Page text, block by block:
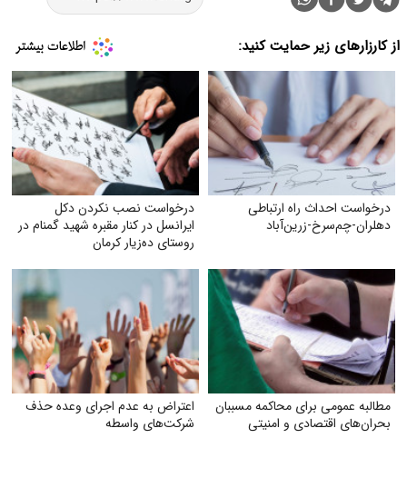
از کارزارهای زیر حمایت کنید:
درخواست احداث راه ارتباطی
دهلران-چم‌سرخ-زرین‌آباد
درخواست نصب نکردن دکل
ایرانسل در کنار مقبره شهید گمنام در
روستای ده‌زیار کرمان
مطالبه عمومی برای محاکمه مسببان
بحران‌های اقتصادی و امنیتی
اعتراض به عدم اجرای وعده حذف
شرکت‌های واسطه